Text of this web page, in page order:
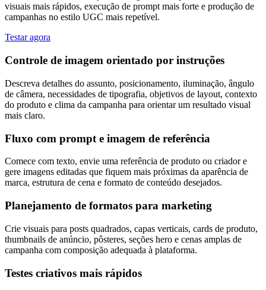
visuais mais rápidos, execução de prompt mais forte e produção de
campanhas no estilo UGC mais repetível.
Testar agora
Controle de imagem orientado por instruções
Descreva detalhes do assunto, posicionamento, iluminação, ângulo
de câmera, necessidades de tipografia, objetivos de layout, contexto
do produto e clima da campanha para orientar um resultado visual
mais claro.
Fluxo com prompt e imagem de referência
Comece com texto, envie uma referência de produto ou criador e
gere imagens editadas que fiquem mais próximas da aparência de
marca, estrutura de cena e formato de conteúdo desejados.
Planejamento de formatos para marketing
Crie visuais para posts quadrados, capas verticais, cards de produto,
thumbnails de anúncio, pôsteres, seções hero e cenas amplas de
campanha com composição adequada à plataforma.
Testes criativos mais rápidos